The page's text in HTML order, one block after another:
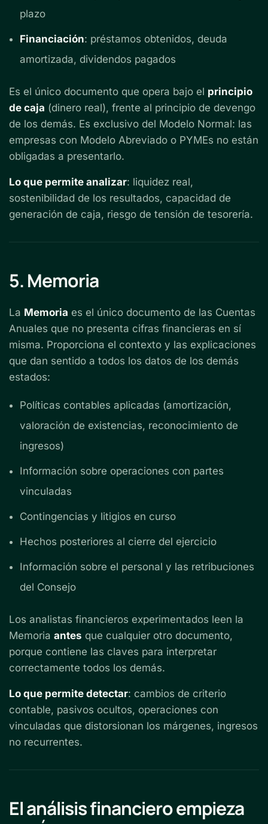
plazo
Financiación: préstamos obtenidos, deuda
amortizada, dividendos pagados
Es el único documento que opera bajo el principio
de caja (dinero real), frente al principio de devengo
de los demás. Es exclusivo del Modelo Normal: las
empresas con Modelo Abreviado o PYMEs no están
obligadas a presentarlo.
Lo que permite analizar: liquidez real,
sostenibilidad de los resultados, capacidad de
generación de caja, riesgo de tensión de tesorería.
5. Memoria
La Memoria es el único documento de las Cuentas
Anuales que no presenta cifras financieras en sí
misma. Proporciona el contexto y las explicaciones
que dan sentido a todos los datos de los demás
estados:
Políticas contables aplicadas (amortización,
valoración de existencias, reconocimiento de
ingresos)
Información sobre operaciones con partes
vinculadas
Contingencias y litigios en curso
Hechos posteriores al cierre del ejercicio
Información sobre el personal y las retribuciones
del Consejo
Los analistas financieros experimentados leen la
Memoria antes que cualquier otro documento,
porque contiene las claves para interpretar
correctamente todos los demás.
Lo que permite detectar: cambios de criterio
contable, pasivos ocultos, operaciones con
vinculadas que distorsionan los márgenes, ingresos
no recurrentes.
El análisis financiero empieza